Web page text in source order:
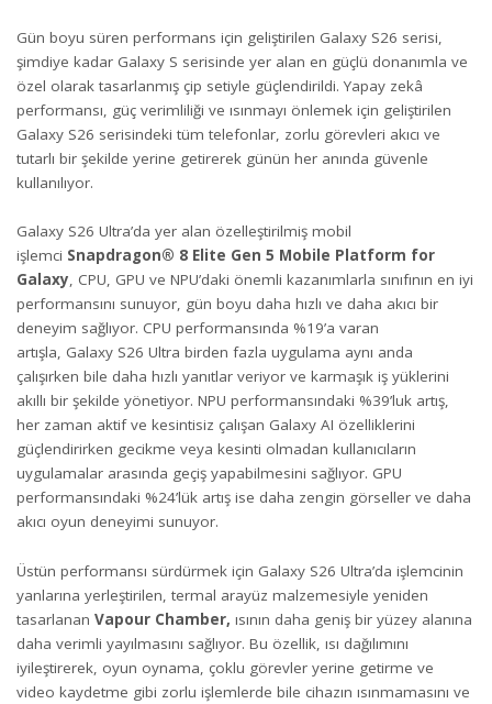
Gün boyu süren performans için geliştirilen Galaxy S26 serisi,
şimdiye kadar Galaxy S serisinde yer alan en güçlü donanımla ve
özel olarak tasarlanmış çip setiyle güçlendirildi. Yapay zekâ
performansı, güç verimliliği ve ısınmayı önlemek için geliştirilen
Galaxy S26 serisindeki tüm telefonlar, zorlu görevleri akıcı ve
tutarlı bir şekilde yerine getirerek günün her anında güvenle
kullanılıyor.
Galaxy S26 Ultra’da yer alan özelleştirilmiş mobil
işlemci Snapdragon® 8 Elite Gen 5 Mobile Platform for
Galaxy, CPU, GPU ve NPU’daki önemli kazanımlarla sınıfının en iyi
performansını sunuyor, gün boyu daha hızlı ve daha akıcı bir
deneyim sağlıyor. CPU performansında %19’a varan
artışla, Galaxy S26 Ultra birden fazla uygulama aynı anda
çalışırken bile daha hızlı yanıtlar veriyor ve karmaşık iş yüklerini
akıllı bir şekilde yönetiyor. NPU performansındaki %39’luk artış,
her zaman aktif ve kesintisiz çalışan Galaxy AI özelliklerini
güçlendirirken gecikme veya kesinti olmadan kullanıcıların
uygulamalar arasında geçiş yapabilmesini sağlıyor. GPU
performansındaki %24’lük artış ise daha zengin görseller ve daha
akıcı oyun deneyimi sunuyor.
Üstün performansı sürdürmek için Galaxy S26 Ultra’da işlemcinin
yanlarına yerleştirilen, termal arayüz malzemesiyle yeniden
tasarlanan Vapour Chamber, ısının daha geniş bir yüzey alanına
daha verimli yayılmasını sağlıyor. Bu özellik, ısı dağılımını
iyileştirerek, oyun oynama, çoklu görevler yerine getirme ve
video kaydetme gibi zorlu işlemlerde bile cihazın ısınmamasını ve